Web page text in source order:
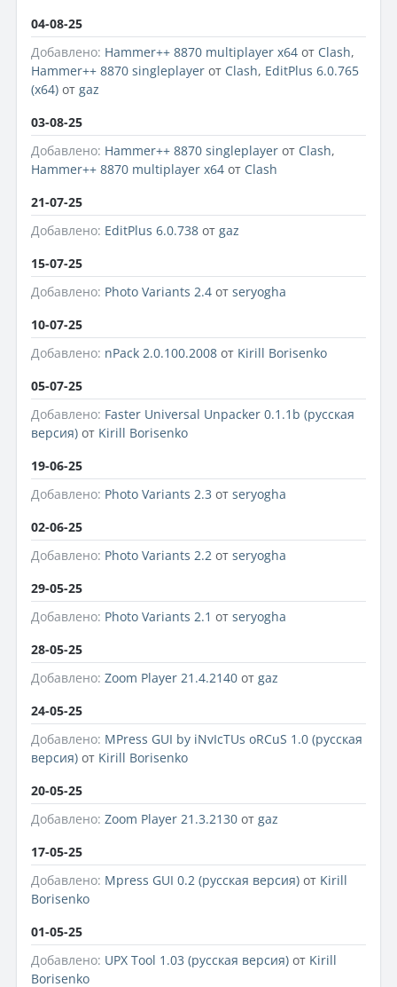
04-08-25
Добавлено: Hammer++ 8870 multiplayer x64 от Clash,
Hammer++ 8870 singleplayer от Clash, EditPlus 6.0.765
(x64) от gaz
03-08-25
Добавлено: Hammer++ 8870 singleplayer от Clash,
Hammer++ 8870 multiplayer x64 от Clash
21-07-25
Добавлено: EditPlus 6.0.738 от gaz
15-07-25
Добавлено: Photo Variants 2.4 от seryogha
10-07-25
Добавлено: nPack 2.0.100.2008 от Kirill Borisenko
05-07-25
Добавлено: Faster Universal Unpacker 0.1.1b (русская
версия) от Kirill Borisenko
19-06-25
Добавлено: Photo Variants 2.3 от seryogha
02-06-25
Добавлено: Photo Variants 2.2 от seryogha
29-05-25
Добавлено: Photo Variants 2.1 от seryogha
28-05-25
Добавлено: Zoom Player 21.4.2140 от gaz
24-05-25
Добавлено: MPress GUI by iNvIcTUs oRCuS 1.0 (русская
версия) от Kirill Borisenko
20-05-25
Добавлено: Zoom Player 21.3.2130 от gaz
17-05-25
Добавлено: Mpress GUI 0.2 (русская версия) от Kirill
Borisenko
01-05-25
Добавлено: UPX Tool 1.03 (русская версия) от Kirill
Borisenko